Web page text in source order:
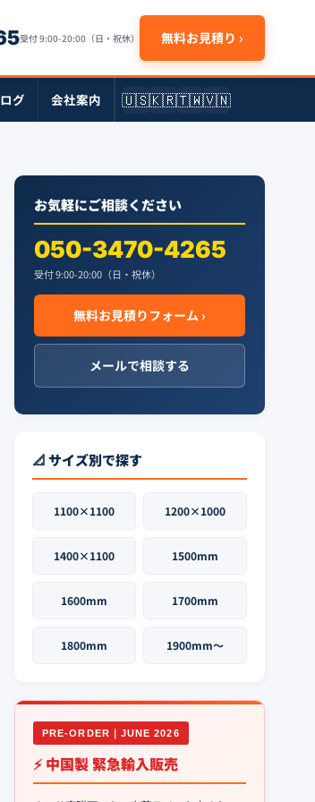
受付 9:00-20:00（日・祝休） 無料お見積り ›
グ 会社案内 🇺🇸🇰🇷🇹🇼🇻🇳
お気軽にご相談ください
050-3470-4265
受付 9:00-20:00（日・祝休）
無料お見積りフォーム ›
メールで相談する
📐 サイズ別で探す
1100×1100 1200×1000
1400×1100 1500mm
1600mm 1700mm
1800mm 1900mm〜
PRE-ORDER｜JUNE 2026
⚡ 中国製 緊急輸入販売